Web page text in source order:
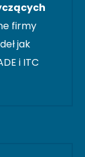
firmy
jak
i ITC